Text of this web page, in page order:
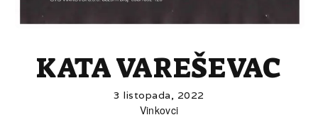
KATA VAREŠEVAC
3 listopada, 2022
Vinkovci